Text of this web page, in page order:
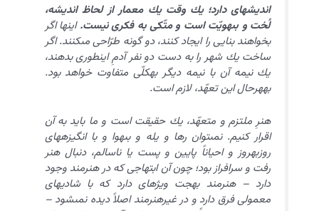
انديشه‏اى دارد؛ يك وقت يك معمار از لحاظ انديشه،
لُخت و بى‏هويّت است و متّكى به فكرى نيست.اينها اگر
بخواهند بنايى را ايجاد كنند، دو گونه طرّاحى مى‏كنند. اگر
ساخت يك شهر را به دست دو نفر آدمِ اين‏طورى بدهند،
يك نيمه آن با نيمه ديگر به‏كلّى متفاوت خواهد بود.
به‏هرحال اين تعهّد، لازم است.
هنرِ ملتزم و متعهّد، يك حقيقت است و ما بايد به آن
اقرار كنيم. نمى‏توان رها و يله و بى‏هوا و با انگيزه‏هاى
روزبه‏روز و احياناً پايين و پست يا ناسالم، دنبال هنر
رفت و سرافراز بود؛ چون آن ابتهاجى كه در هنرمند وجود
دارد – هنرمند بهجت ويژه‏اى دارد كه با شاديهاى
معمولى فرق دارد و در غيرهنرمند اصلاً ديده نمى‏شود –